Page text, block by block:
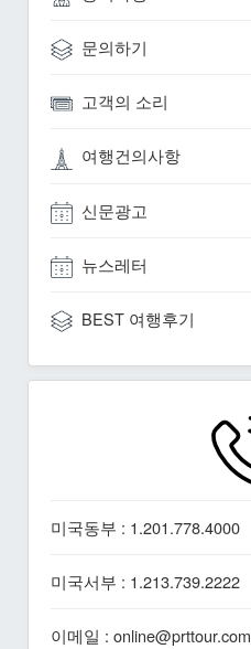
문의하기
고객의 소리
여행건의사항
신문광고
뉴스레터
BEST 여행후기
미국동부 : 1.201.778.4000
미국서부 : 1.213.739.2222
이메일 : online@prttour.com